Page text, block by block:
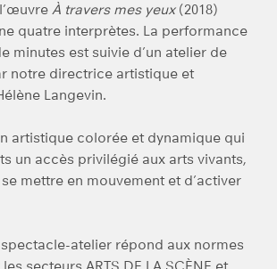
À travers mes yeux(2018)
quatre interprètes. La performance
minutes est suivie d’un atelier de
notre directrice artistique et
Langevin.
artistique colorée et dynamique qui
un accès privilégié aux arts vivants,
mettre en mouvement et d’activer
spectacle-atelier répond aux normes